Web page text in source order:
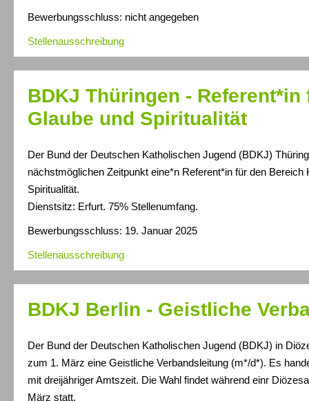
Bewerbungsschluss: nicht angegeben
Stellenausschreibung
BDKJ Thüringen -
Glaube und Spiritualität
Der Bund der Deutschen Katholischen Jugend (BDKJ)
nächstmöglichen Zeitpunkt eine*n Referent*in für den Bereich
Spiritualität.
Dienstsitz: Erfurt. 75% Stellenumfang.
Bewerbungsschluss: 19. Januar 2025
Stellenausschreibung
BDKJ Berlin - Geistliche
Der Bund der Deutschen Katholischen Jugend (BDKJ) in
zum 1. März eine Geistliche Verbandsleitung (m*/d*). Es
mit dreijähriger Amtszeit. Die Wahl findet während einr
März statt.